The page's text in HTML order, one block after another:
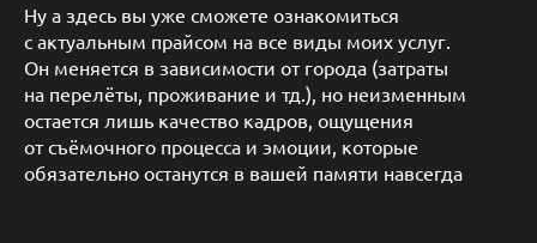
Ну а здесь вы уже сможете ознакомиться
с актуальным прайсом на все виды моих услуг.
Он меняется в зависимости от города (затраты
на перелёты, проживание и тд.), но неизменным
остается лишь качество кадров, ощущения
от съёмочного процесса и эмоции, которые
обязательно останутся в вашей памяти навсегда